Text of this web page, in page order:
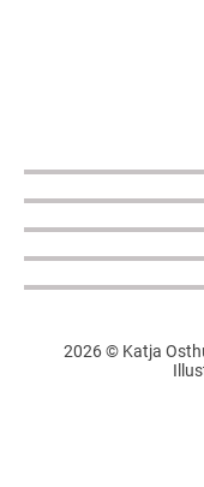
2026 © Katja